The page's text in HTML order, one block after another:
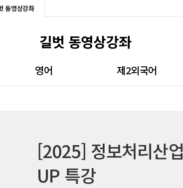
동영상강좌
길벗 동영상강좌
영어
비즈니스
무료강좌
제2외국어
무료강좌
[2025] 정보처리산
UP 특강